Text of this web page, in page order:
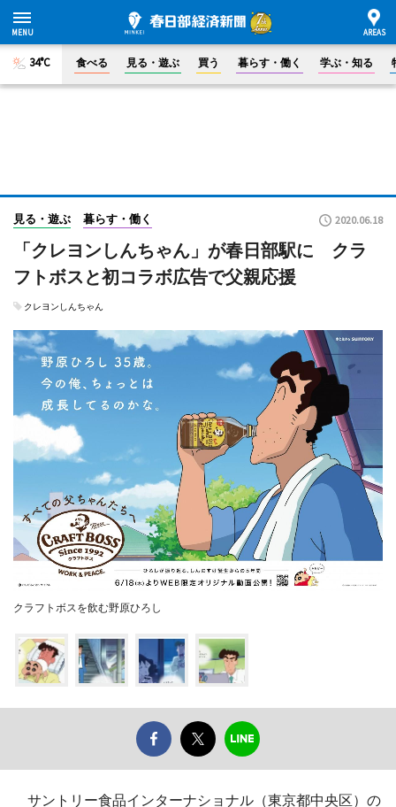
34°C 食べる 見る・遊ぶ 買う 暮らす・働く 学ぶ・知る
見る・遊ぶ 暮らす・働く 2020.06.18
「クレヨンしんちゃん」が春日部駅に クラ
フトボスと初コラボ広告で父親応援
クレヨンしんちゃん
クラフトボスを飲む野原ひろし
サントリー食品インターナショナル（東京都中央区）の